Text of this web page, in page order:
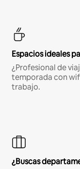
Espacios ideales
¿Profesional de
temporada con
trabajo.
¿Buscas